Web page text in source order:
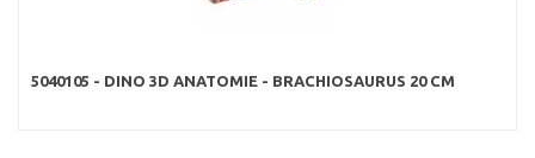
5040105 - DINO 3D ANATOMIE - BRACHIOSAURUS 20 CM